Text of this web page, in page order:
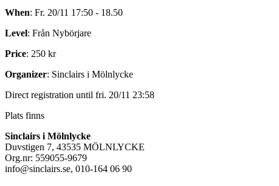
When: Fr. 20/11 17:50 - 18.50
Level: Från Nybörjare
Price: 250 kr
Organizer: Sinclairs i Mölnlycke
Direct registration until fri. 20/11 23:58
Plats finns
Sinclairs i Mölnlycke
Duvstigen 7, 43535 MÖLNLYCKE
Org.nr: 559055-9679
info@sinclairs.se, 010-164 06 90